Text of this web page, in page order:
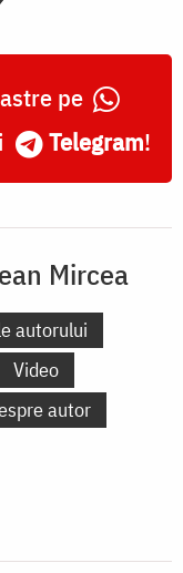
pe
Telegram!
Mircea
autorului
Video
autor